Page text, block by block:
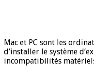
Mac et PC sont les
d’installer le système
incompatibilités